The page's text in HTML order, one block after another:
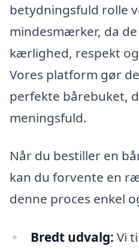
betydningsfuld rolle
mindesmærker, da
kærlighed, respekt
Vores platform gør
perfekte bårebuket,
meningsfuld.
Når du bestiller en
kan du forvente en
denne proces enkel
Bredt udvalg: Vi